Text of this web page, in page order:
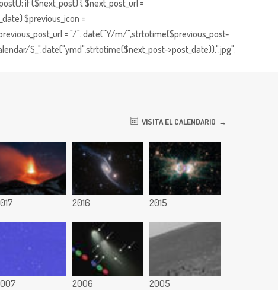
if ($next_post) { $next_post_url =
$previous_icon =
= "/". date("Y/m/",strtotime($previous_post-
S_".date("ymd",strtotime($next_post->post_date)).".jpg";
VISITA EL CALENDARIO
2016 2015
2006 2005